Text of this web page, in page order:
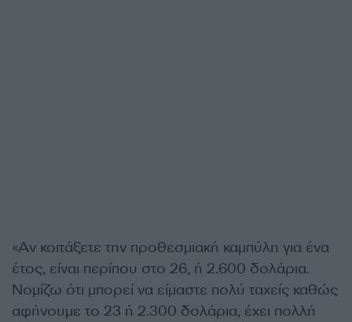
«Αν κοιτάξετε την προθεσμιακή καμπύλη για ένα
έτος, είναι περίπου στο 26, ή 2.600 δολάρια.
Νομίζω ότι μπορεί να είμαστε πολύ ταχείς καθώς
αφήνουμε το 23 ή 2.300 δολάρια, έχει πολλή